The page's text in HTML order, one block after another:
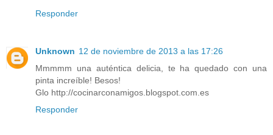
Responder
Unknown 12 de noviembre de 2013 a las 17:26
Mmmmm una auténtica delicia, te ha quedado con una
pinta increíble! Besos!
Glo http://cocinarconamigos.blogspot.com.es
Responder